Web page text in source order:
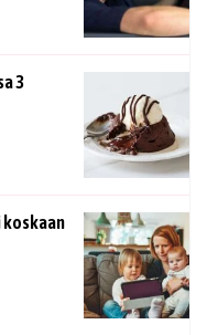
3
koskaan